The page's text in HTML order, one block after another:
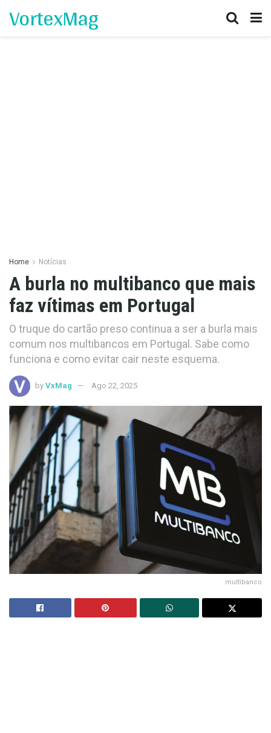
VortexMag
Home Notícias
A burla no multibanco que mais
faz vítimas em Portugal
O truque do cartão preso continua a ser a burla mais
comum nos multibancos em Portugal. Sabe como
funciona e como evitar cair neste esquema.
by VxMag Ago 22, 2025
multibanco